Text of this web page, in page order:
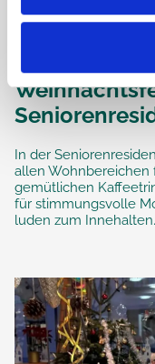
In der
allen Wohnbereichen
gemütlichen
für stimmungsvolle
luden zum